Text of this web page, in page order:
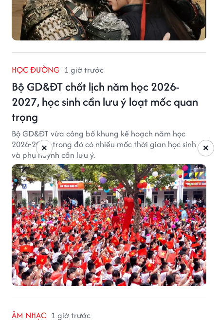
HỌC ĐƯỜNG 1 giờ trước
Bộ GD&ĐT chốt lịch năm học 2026-
2027, học sinh cần lưu ý loạt mốc quan
trọng
Bộ GD&ĐT vừa công bố khung kế hoạch năm học
2026-2027, trong đó có nhiều mốc thời gian học sinh
và phụ huynh cần lưu ý.
ÂM NHẠC 1 giờ trước
×
×